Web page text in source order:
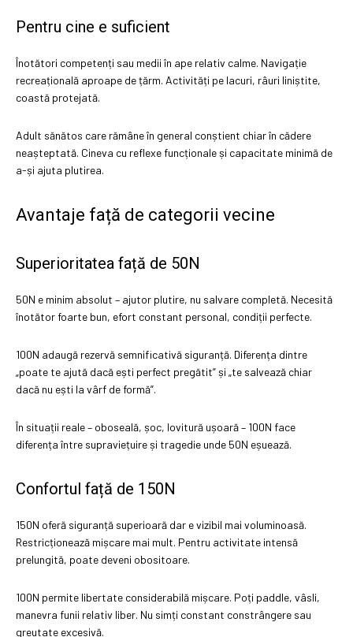
Pentru cine e suficient
Înotători competenți sau medii în ape relativ calme. Navigație
recreațională aproape de țărm. Activități pe lacuri, râuri liniștite,
coastă protejată.
Adult sănătos care rămâne în general conștient chiar în cădere
neașteptată. Cineva cu reflexe funcționale și capacitate minimă de
a-și ajuta plutirea.
Avantaje față de categorii vecine
Superioritatea față de 50N
50N e minim absolut – ajutor plutire, nu salvare completă. Necesită
înotător foarte bun, efort constant personal, condiții perfecte.
100N adaugă rezervă semnificativă siguranță. Diferența dintre
„poate te ajută dacă ești perfect pregătit” și „te salvează chiar
dacă nu ești la vârf de formă”.
În situații reale – oboseală, șoc, lovitură ușoară – 100N face
diferența între supraviețuire și tragedie unde 50N eșuează.
Confortul față de 150N
150N oferă siguranță superioară dar e vizibil mai voluminoasă.
Restricționează mișcare mai mult. Pentru activitate intensă
prelungită, poate deveni obositoare.
100N permite libertate considerabilă mișcare. Poți paddle, vâsli,
manevra funii relativ liber. Nu simți constant constrângere sau
greutate excesivă.